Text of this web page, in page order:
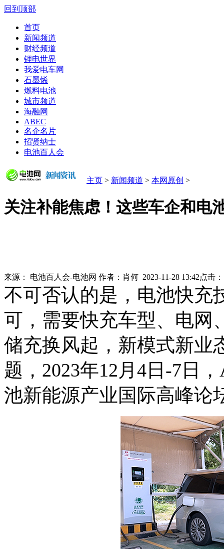
回到顶部
首页
新闻频道
财经频道
锂电世界
我爱电车网
石墨烯
燃料电池
城市频道
海融网
ABEC
名企名片
招贤纳士
电池百人会
主页 > 新闻频道 > 本网原创 >
关注补能焦虑！这些车企和电
来源： 电池百人会-电池网 作者： 肖何 2023-11-28 13:42点击
不可否认的是，电池快充
可，需要快充车型、电网
储充换风起，新模式新业
题，2023年12月4日-7日
池新能源产业国际高峰论